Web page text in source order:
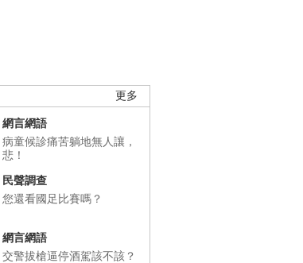
更多
網言網語
病童候診痛苦躺地無人讓，
悲！
民聲調查
您還看國足比賽嗎？
網言網語
交警拔槍逼停酒駕該不該？